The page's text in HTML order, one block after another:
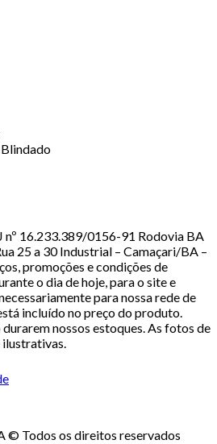
nº 16.233.389/0156-91 Rodovia BA
25 a 30 Industrial – Camaçari/BA –
promoções e condições de
o dia de hoje, para o site e
para nossa rede de
incluído no preço do produto.
nossos estoques. As fotos de
ilustrativas.
© Todos os direitos reservados